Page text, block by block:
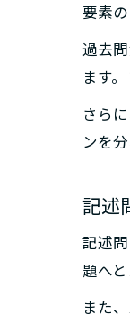
要素
過去
ます
さら
ンを
記述
記述
題へ
また